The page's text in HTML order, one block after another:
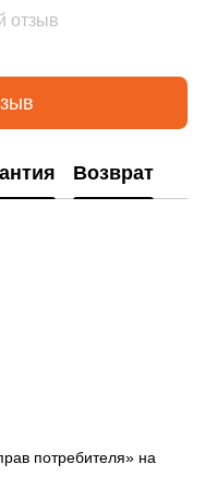
отзыв
Возврат
потребителя» на